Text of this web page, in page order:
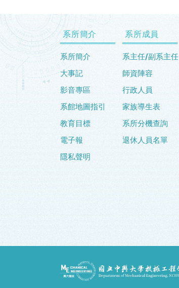
系所簡介
系所簡介
大事記
影音專區
系館地圖指引
教育目標
電子報
隱私聲明
系所成員
系主任/副系主任
師資陣容
行政人員
家族導生表
系所分機查詢
退休人員名單